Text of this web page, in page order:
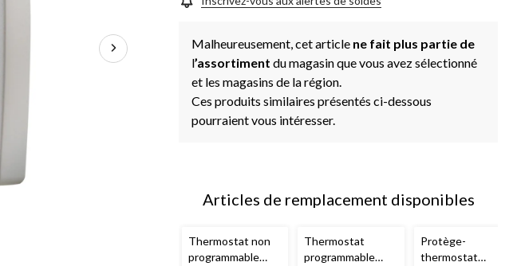
Malheureusement, cet article ne fait plus partie de
l’assortiment du magasin que vous avez sélectionné
et les magasins de la région.
Ces produits similaires présentés ci-dessous
pourraient vous intéresser.
Articles de remplacement disponibles
Thermostat non
programmable
Thermostat
programmable
Protège-
thermostat